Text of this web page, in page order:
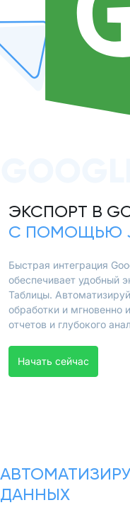
ЭКСПОРТ В
С ПОМОЩЬЮ
Быстрая интеграция
обеспечивает удобный
Таблицы.
обработки и мгновенно
отчетов и глубокого
Начать сейчас
ДАННЫХ